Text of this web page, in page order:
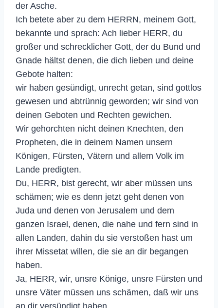
der Asche.
Ich betete aber zu dem HERRN, meinem Gott,
bekannte und sprach: Ach lieber HERR, du
großer und schrecklicher Gott, der du Bund und
Gnade hältst denen, die dich lieben und deine
Gebote halten:
wir haben gesündigt, unrecht getan, sind gottlos
gewesen und abtrünnig geworden; wir sind von
deinen Geboten und Rechten gewichen.
Wir gehorchten nicht deinen Knechten, den
Propheten, die in deinem Namen unsern
Königen, Fürsten, Vätern und allem Volk im
Lande predigten.
Du, HERR, bist gerecht, wir aber müssen uns
schämen; wie es denn jetzt geht denen von
Juda und denen von Jerusalem und dem
ganzen Israel, denen, die nahe und fern sind in
allen Landen, dahin du sie verstoßen hast um
ihrer Missetat willen, die sie an dir begangen
haben.
Ja, HERR, wir, unsre Könige, unsre Fürsten und
unsre Väter müssen uns schämen, daß wir uns
an dir versündigt haben.